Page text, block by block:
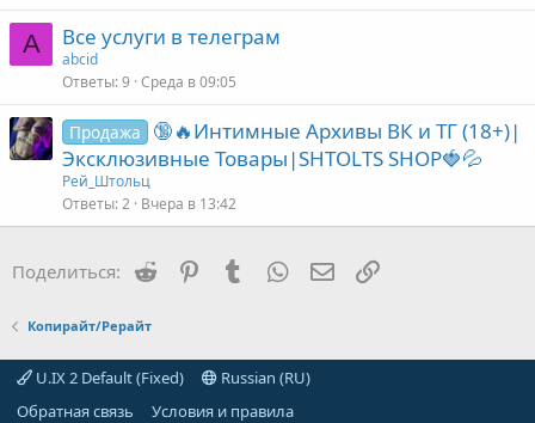
A Все услуги в телеграм
abcid
Ответы 9 Среда в 09:05
Продажа
🔞🔥Интимные Архивы ВК и ТГ (18+)|
Эксклюзивные Товары|SHTOLTS SHOP🍓💦
Рей_Штольц
Ответы 2 Вчера в 13:42
Поделиться: Reddit PinterestTumblrWhatsAppЭлектронная почта
Ссылка
Копирайт/Рерайт
U.IX 2 Default (Fixed)
Russian (RU)
Обратная связь
Условия и правила